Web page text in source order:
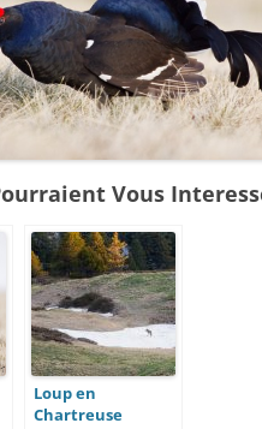
Vous
Loup en
Chartreuse